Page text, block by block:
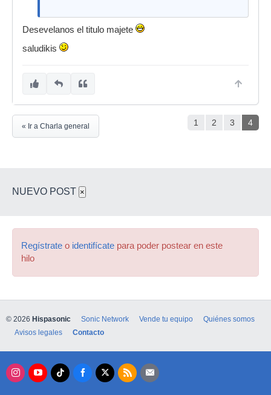
Desevelanos el titulo majete
saludikis
1 2 3 4
« Ir a Charla general
NUEVO POST ×
Regístrate o identifícate para poder postear en este
hilo
© 2026 Hispasonic Sonic Network Vende tu equipo
Quiénes somos
Avisos legales
Contacto